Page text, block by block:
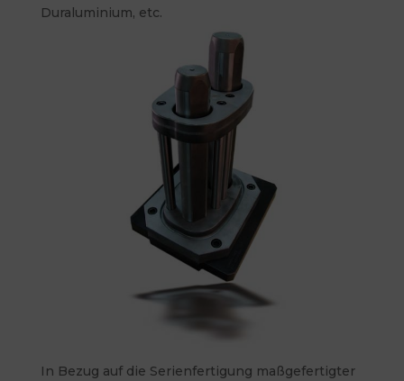
Duraluminium, etc.
In Bezug auf die Serienfertigung maßgefertigter